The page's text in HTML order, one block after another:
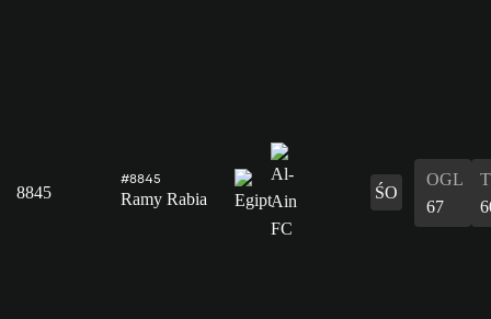
8845
#8845
Ramy Rabia ŚO
OGL
67